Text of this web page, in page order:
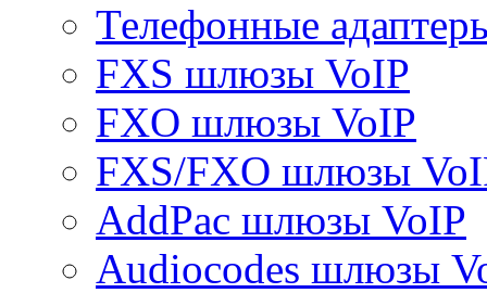
Телефонные
FXS шлюзы VoIP
FXO шлюзы VoIP
FXS/FXO шлюзы
AddPac шлюзы VoIP
Audiocodes шлюзы